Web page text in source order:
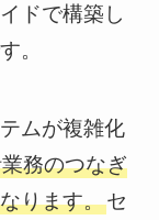
ドで構築し
。
ムが複雑化
務のつなぎ
ります。セ